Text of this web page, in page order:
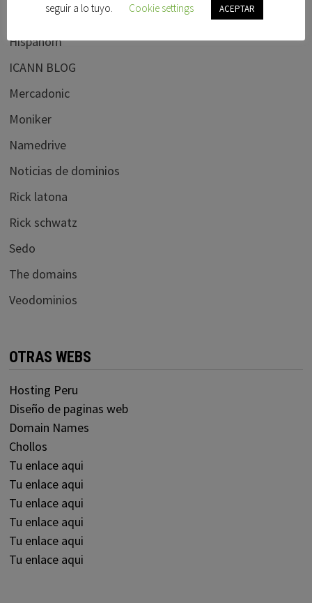
Godaddy
Hispanom
ICANN BLOG
Mercadonic
Moniker
Namedrive
Noticias de dominios
Rick latona
Rick schwatz
Sedo
The domains
Veodominios
OTRAS WEBS
Hosting Peru
Diseño de paginas web
Domain Names
Chollos
Tu enlace aqui
Tu enlace aqui
Tu enlace aqui
Tu enlace aqui
Tu enlace aqui
Tu enlace aqui
seguir a lo tuyo.
Cookie settings ACEPTAR